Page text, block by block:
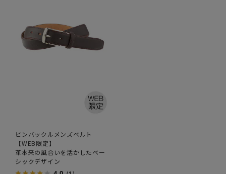
ピンバックルメンズベルト
【WEB限定】
革本来の風合いを活かしたベー
シックデザイン